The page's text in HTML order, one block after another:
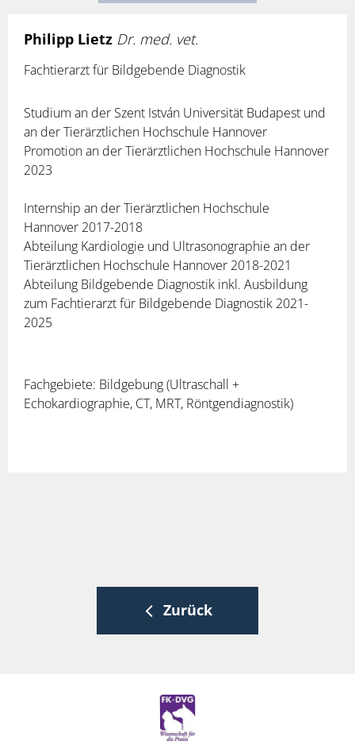
Philipp Lietz Dr. med. vet.
Fachtierarzt für Bildgebende Diagnostik
Studium an der Szent István Universität Budapest und
an der Tierärztlichen Hochschule Hannover
Promotion an der Tierärztlichen Hochschule Hannover
2023
Internship an der Tierärztlichen Hochschule
Hannover 2017-2018
Abteilung Kardiologie und Ultrasonographie an der
Tierärztlichen Hochschule Hannover 2018-2021
Abteilung Bildgebende Diagnostik inkl. Ausbildung
zum Fachtierarzt für Bildgebende Diagnostik 2021-
2025
Fachgebiete: Bildgebung (Ultraschall +
Echokardiographie, CT, MRT, Röntgendiagnostik)
Zurück